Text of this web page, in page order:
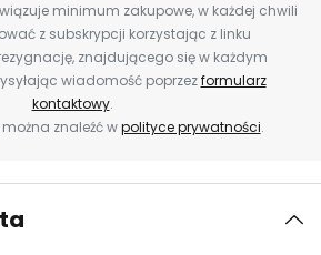
minimum zakupowe, w każdej chwili
z subskrypcji korzystając z linku
znajdującego się w każdym
wiadomość poprzezformularz
kontaktowy.
znaleźć wpolityce prywatności.